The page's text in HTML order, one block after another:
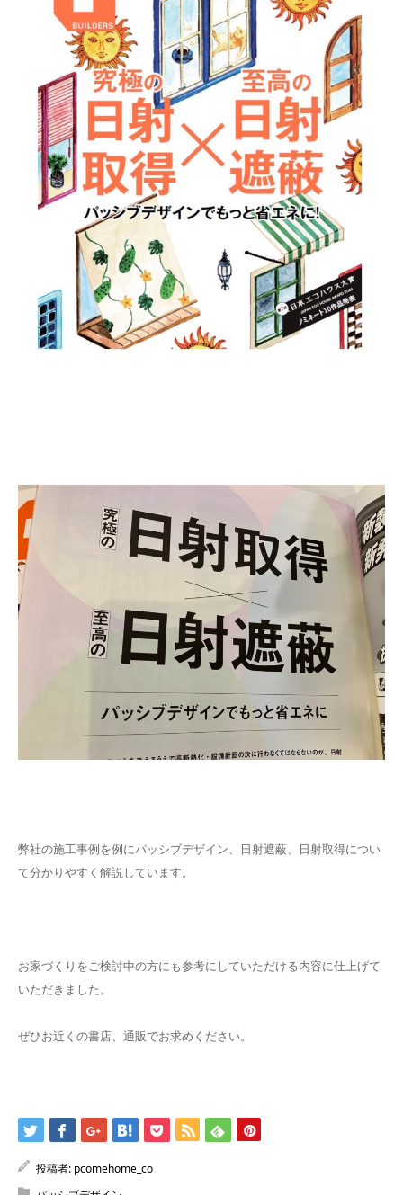
弊社の施工事例を例にパッシブデザイン、日射遮蔽、日射取得につい
て分かりやすく解説しています。
お家づくりをご検討中の方にも参考にしていただける内容に仕上げて
いただきました。
ぜひお近くの書店、通販でお求めください。
投稿者: pcomehome_co